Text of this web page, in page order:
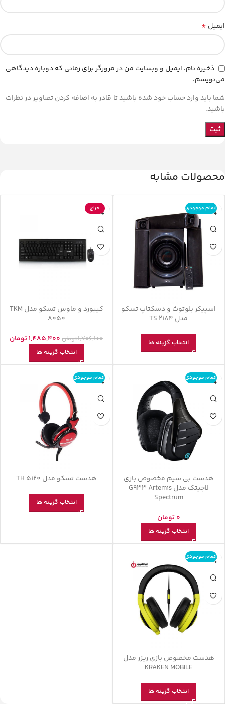
ایمیل *
ذخیره نام، ایمیل و وبسایت من در مرورگر برای زمانی که دوباره دیدگاهی
می‌نویسم.
شما باید وارد حساب خود شده باشید تا قادر به اضافه کردن تصاویر در نظرات
باشید.
محصولات مشابه
اتمام موجودی
اسپیکر بلوتوث و دسکتاپ تسکو
مدل TS 2184
انتخاب گزینه ها
حراج
کیبورد و ماوس تسکو مدل TKM
8050
1,706,100تومان 1,485,400تومان
انتخاب گزینه ها
اتمام موجودی
هدست بی سیم مخصوص بازی
لاجیتک مدل G933 Artemis
Spectrum
0تومان
انتخاب گزینه ها
اتمام موجودی
هدست تسکو مدل TH 5120
انتخاب گزینه ها
اتمام موجودی
هدست مخصوص بازی ریزر مدل
KRAKEN MOBILE
انتخاب گزینه ها